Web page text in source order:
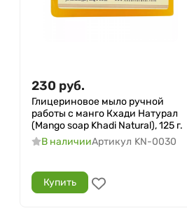
230 руб.
Глицериновое мыло ручной
работы с манго Кхади Натурал
(Mango soap Khadi Natural), 125 г.
В наличииАртикул KN-0030
Купить